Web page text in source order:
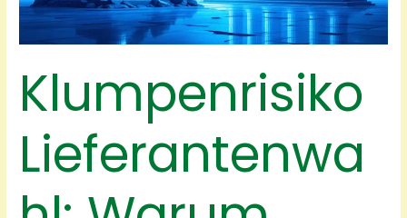
Klumpenrisiko
Lieferantenwa